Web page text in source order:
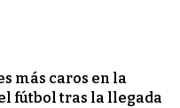
más caros en la
fútbol tras la llegada